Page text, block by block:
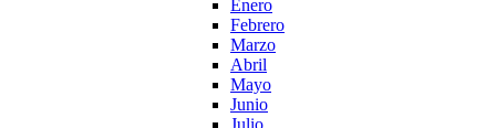
Enero
Febrero
Marzo
Abril
Mayo
Junio
Julio